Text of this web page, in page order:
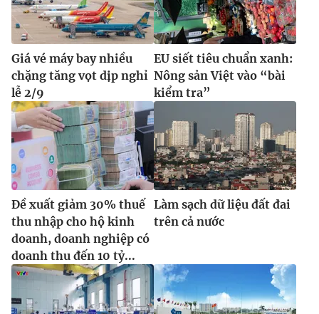
Giá vé máy bay nhiều
chặng tăng vọt dịp nghỉ
lễ 2/9
EU siết tiêu chuẩn xanh:
Nông sản Việt vào “bài
kiểm tra”
Đề xuất giảm 30% thuế
thu nhập cho hộ kinh
doanh, doanh nghiệp có
doanh thu đến 10 tỷ...
Làm sạch dữ liệu đất đai
trên cả nước